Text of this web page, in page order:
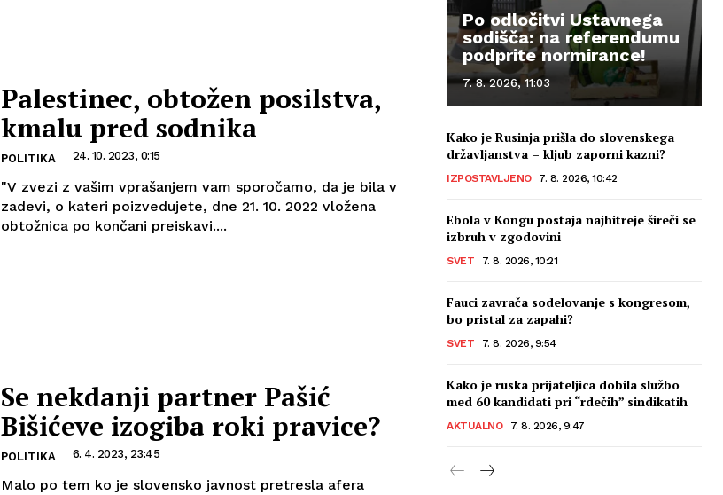
Palestinec, obtožen posilstva,
kmalu pred sodnika
POLITIKA 24. 10. 2023, 0:15
"V zvezi z vašim vprašanjem vam sporočamo, da je bila v
zadevi, o kateri poizvedujete, dne 21. 10. 2022 vložena
obtožnica po končani preiskavi....
Se nekdanji partner Pašić
Bišićeve izogiba roki pravice?
POLITIKA 6. 4. 2023, 23:45
Malo po tem ko je slovensko javnost pretresla afera
Po odločitvi Ustavnega
sodišča: na referendumu
podprite normirance!
7. 8. 2026, 11:03
Kako je Rusinja prišla do slovenskega
državljanstva – kljub zaporni kazni?
IZPOSTAVLJENO 7. 8. 2026, 10:42
Ebola v Kongu postaja najhitreje šireči se
izbruh v zgodovini
SVET 7. 8. 2026, 10:21
Fauci zavrača sodelovanje s kongresom,
bo pristal za zapahi?
SVET 7. 8. 2026, 9:54
Kako je ruska prijateljica dobila službo
med 60 kandidati pri “rdečih” sindikatih
AKTUALNO 7. 8. 2026, 9:47